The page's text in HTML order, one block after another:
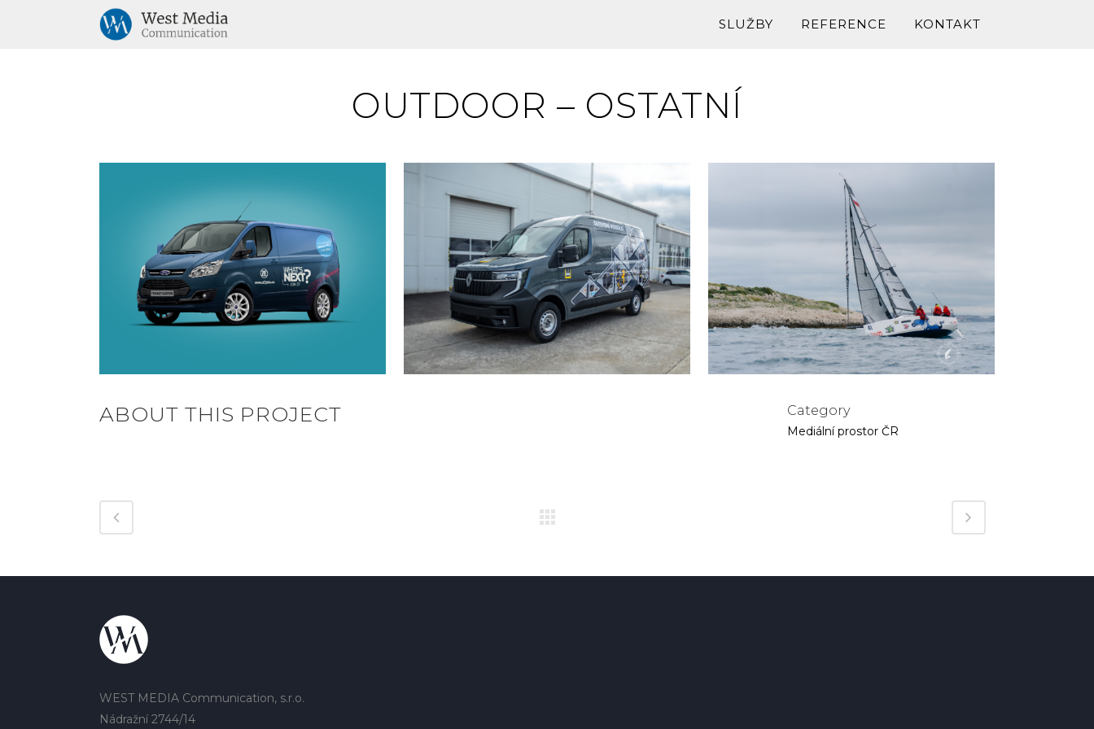
SLUŽBY REFERENCE KONTAKT
OUTDOOR – OSTATNÍ
ABOUT THIS PROJECT Category
Mediální prostor ČR
WEST MEDIA Communication, s.r.o.
Nádražní 2744/14